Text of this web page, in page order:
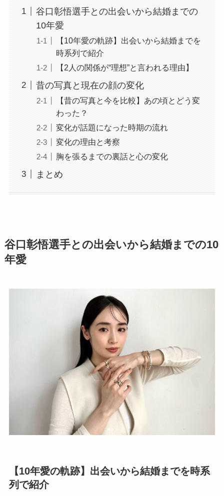
谷口彰悟選手との出会いから結婚までの
10年愛
【10年愛の軌跡】出会いから結婚までを
時系列で紹介
【2人の関係が“理想”と言われる理由】
昔の写真と現在の顔の変化
【昔の写真と今を比較】あの頃とどう変
わった？
変化が話題になった時期の流れ
変化の理由と考察
胸を張るまでの裏話と心の変化
まとめ
谷口彰悟選手との出会いから結婚までの10
年愛
【10年愛の軌跡】出会いから結婚までを時系
列で紹介